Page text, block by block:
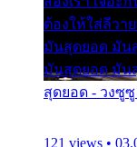
ต้องให้ใส่ลีวา
มันสุดยอด มัน
มันสุดยอด มัน
สุดยอด - วงซู
121 views •